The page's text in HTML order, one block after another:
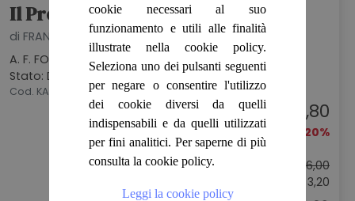
Il Profeta Mansur
di FRANCESCO PICCO
A. F. FORMIGGINI EDITORE, 1915
Stato: DISCRETO
Cod. KAJ3519
€ 12,80
-20%
Prezzo originale:
€ 16,00
Sconto: € 3,20
cookie necessari al suo
funzionamento e utili alle finalità
illustrate nella cookie policy.
Seleziona uno dei pulsanti seguenti
per negare o consentire l'utilizzo
dei cookie diversi da quelli
indispensabili e da quelli utilizzati
per fini analitici. Per saperne di più
consulta la cookie policy.
Leggi la cookie policy